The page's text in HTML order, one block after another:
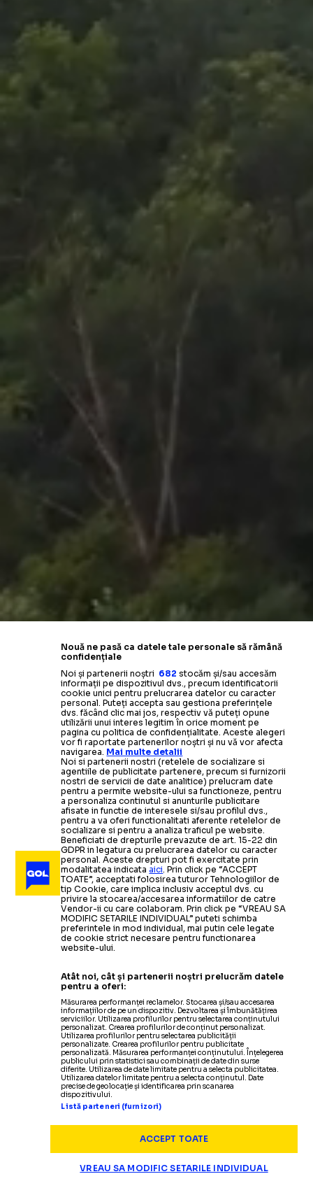
Unmute
Acord crucial pentru Strâmtoarea Ormuz: Iranul se
Nouă ne pasă ca datele tale personale să rămână
confidențiale
Noi și partenerii noștri 682 stocăm și/sau accesăm
informații pe dispozitivul dvs., precum identificatorii
cookie unici pentru prelucrarea datelor cu caracter
personal. Puteți accepta sau gestiona preferințele
dvs. făcând clic mai jos, respectiv vă puteți opune
utilizării unui interes legitim în orice moment pe
pagina cu politica de confidențialitate. Aceste alegeri
vor fi raportate partenerilor noștri și nu vă vor afecta
navigarea. Mai multe detalii
Noi si partenerii nostri (retelele de socializare si
agentiile de publicitate partenere, precum si furnizorii
nostri de servicii de date analitice) prelucram date
pentru a permite website-ului sa functioneze, pentru
a personaliza continutul si anunturile publicitare
afisate in functie de interesele si/sau profilul dvs.,
pentru a va oferi functionalitati aferente retelelor de
socializare si pentru a analiza traficul pe website.
Beneficiati de drepturile prevazute de art. 15-22 din
GDPR in legatura cu prelucrarea datelor cu caracter
personal. Aceste drepturi pot fi exercitate prin
modalitatea indicataaici. Prin click pe “ACCEPT
TOATE”, acceptati folosirea tuturor Tehnologiilor de
tip Cookie, care implica inclusiv acceptul dvs. cu
privire la stocarea/accesarea informatiilor de catre
Vendor-ii cu care colaboram. Prin click pe “VREAU SA
MODIFIC SETARILE INDIVIDUAL” puteti schimba
preferintele in mod individual, mai putin cele legate
de cookie strict necesare pentru functionarea
website-ului.
Atât noi, cât și partenerii noștri prelucrăm datele
pentru a oferi:
Măsurarea performanței reclamelor. Stocarea și/sau accesarea
informațiilor de pe un dispozitiv. Dezvoltarea și îmbunătățirea
serviciilor. Utilizarea profilurilor pentru selectarea conținutului
personalizat. Crearea profilurilor de conținut personalizat.
Utilizarea profilurilor pentru selectarea publicității
personalizate. Crearea profilurilor pentru publicitate
personalizată. Măsurarea performanței conținutului. Înțelegerea
publicului prin statistici sau combinații de date din surse
diferite. Utilizarea de date limitate pentru a selecta publicitatea.
Utilizarea datelor limitate pentru a selecta conținutul. Date
precise de geolocație și identificarea prin scanarea
dispozitivului.
Listă parteneri (furnizori)
ACCEPT TOATE
VREAU SA MODIFIC SETARILE INDIVIDUAL